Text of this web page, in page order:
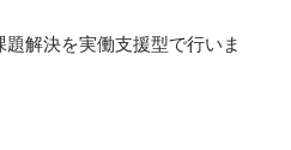
解決を実働支援型で行いま